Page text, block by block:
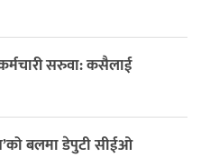
सरुवा: कसैलाई
बलमा डेपुटी सीईओ